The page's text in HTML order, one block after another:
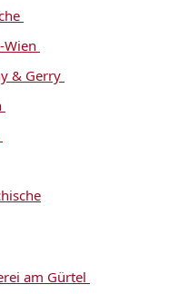
& Gerry
am Gürtel